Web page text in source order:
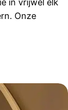
in vrijwel elk
Onze